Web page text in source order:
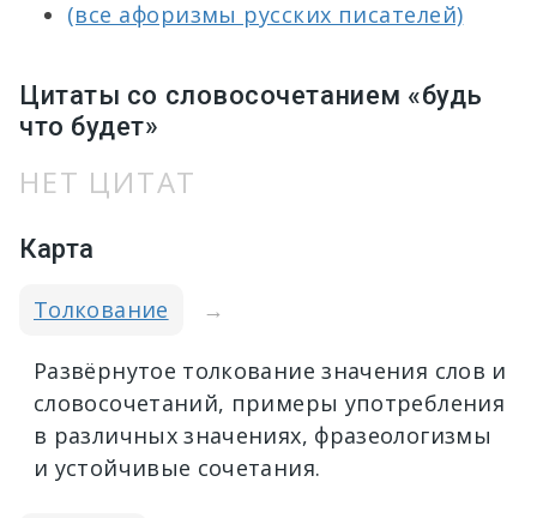
(все афоризмы русских писателей)
Цитаты со словосочетанием «будь
что будет»
НЕТ ЦИТАТ
Карта
Толкование →
Развёрнутое толкование значения слов и
словосочетаний, примеры употребления
в различных значениях, фразеологизмы
и устойчивые сочетания.